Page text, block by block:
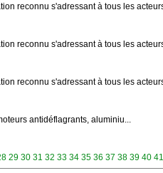
reconnu s'adressant à tous les
reconnu s'adressant à tous les
reconnu s'adressant à tous les
antidéflagrants, aluminiu...
29 30 31 32 33 34 35 36 37 38 39 40 41